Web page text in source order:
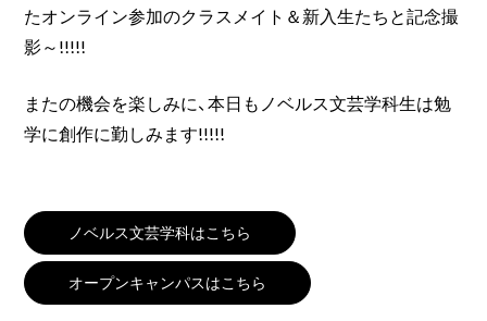
たオンライン参加のクラスメイト＆新入生たちと記念撮
影～!!!!!
またの機会を楽しみに、本日もノベルス文芸学科生は勉
学に創作に勤しみます!!!!!
ノベルス文芸学科はこちら
オープンキャンパスはこちら